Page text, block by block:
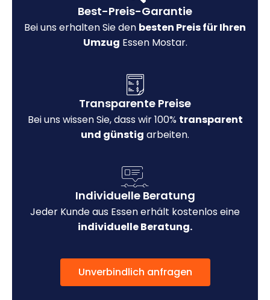
Best-Preis-Garantie
Bei uns erhalten Sie den besten Preis für Ihren
Umzug Essen Mostar.
Transparente Preise
Bei uns wissen Sie, dass wir 100% transparent
und günstig arbeiten.
Individuelle Beratung
Jeder Kunde aus Essen erhält kostenlos eine
individuelle Beratung.
Unverbindlich anfragen